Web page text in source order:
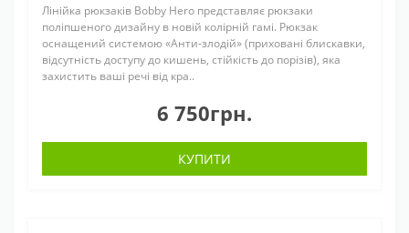
Лінійка рюкзаків Bobby Hero представляє рюкзаки
поліпшеного дизайну в новій колірній гамі. Рюкзак
оснащений системою «Анти-злодій» (приховані блискавки,
відсутність доступу до кишень, стійкість до порізів), яка
захистить ваші речі від кра..
6 750грн.
КУПИТИ